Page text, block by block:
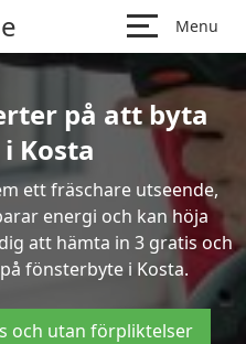
Menu
på att byta
Kosta
ett fräschare utseende,
energi och kan höja
att hämta in 3 gratis och
fönsterbyte i Kosta.
och utan förpliktelser